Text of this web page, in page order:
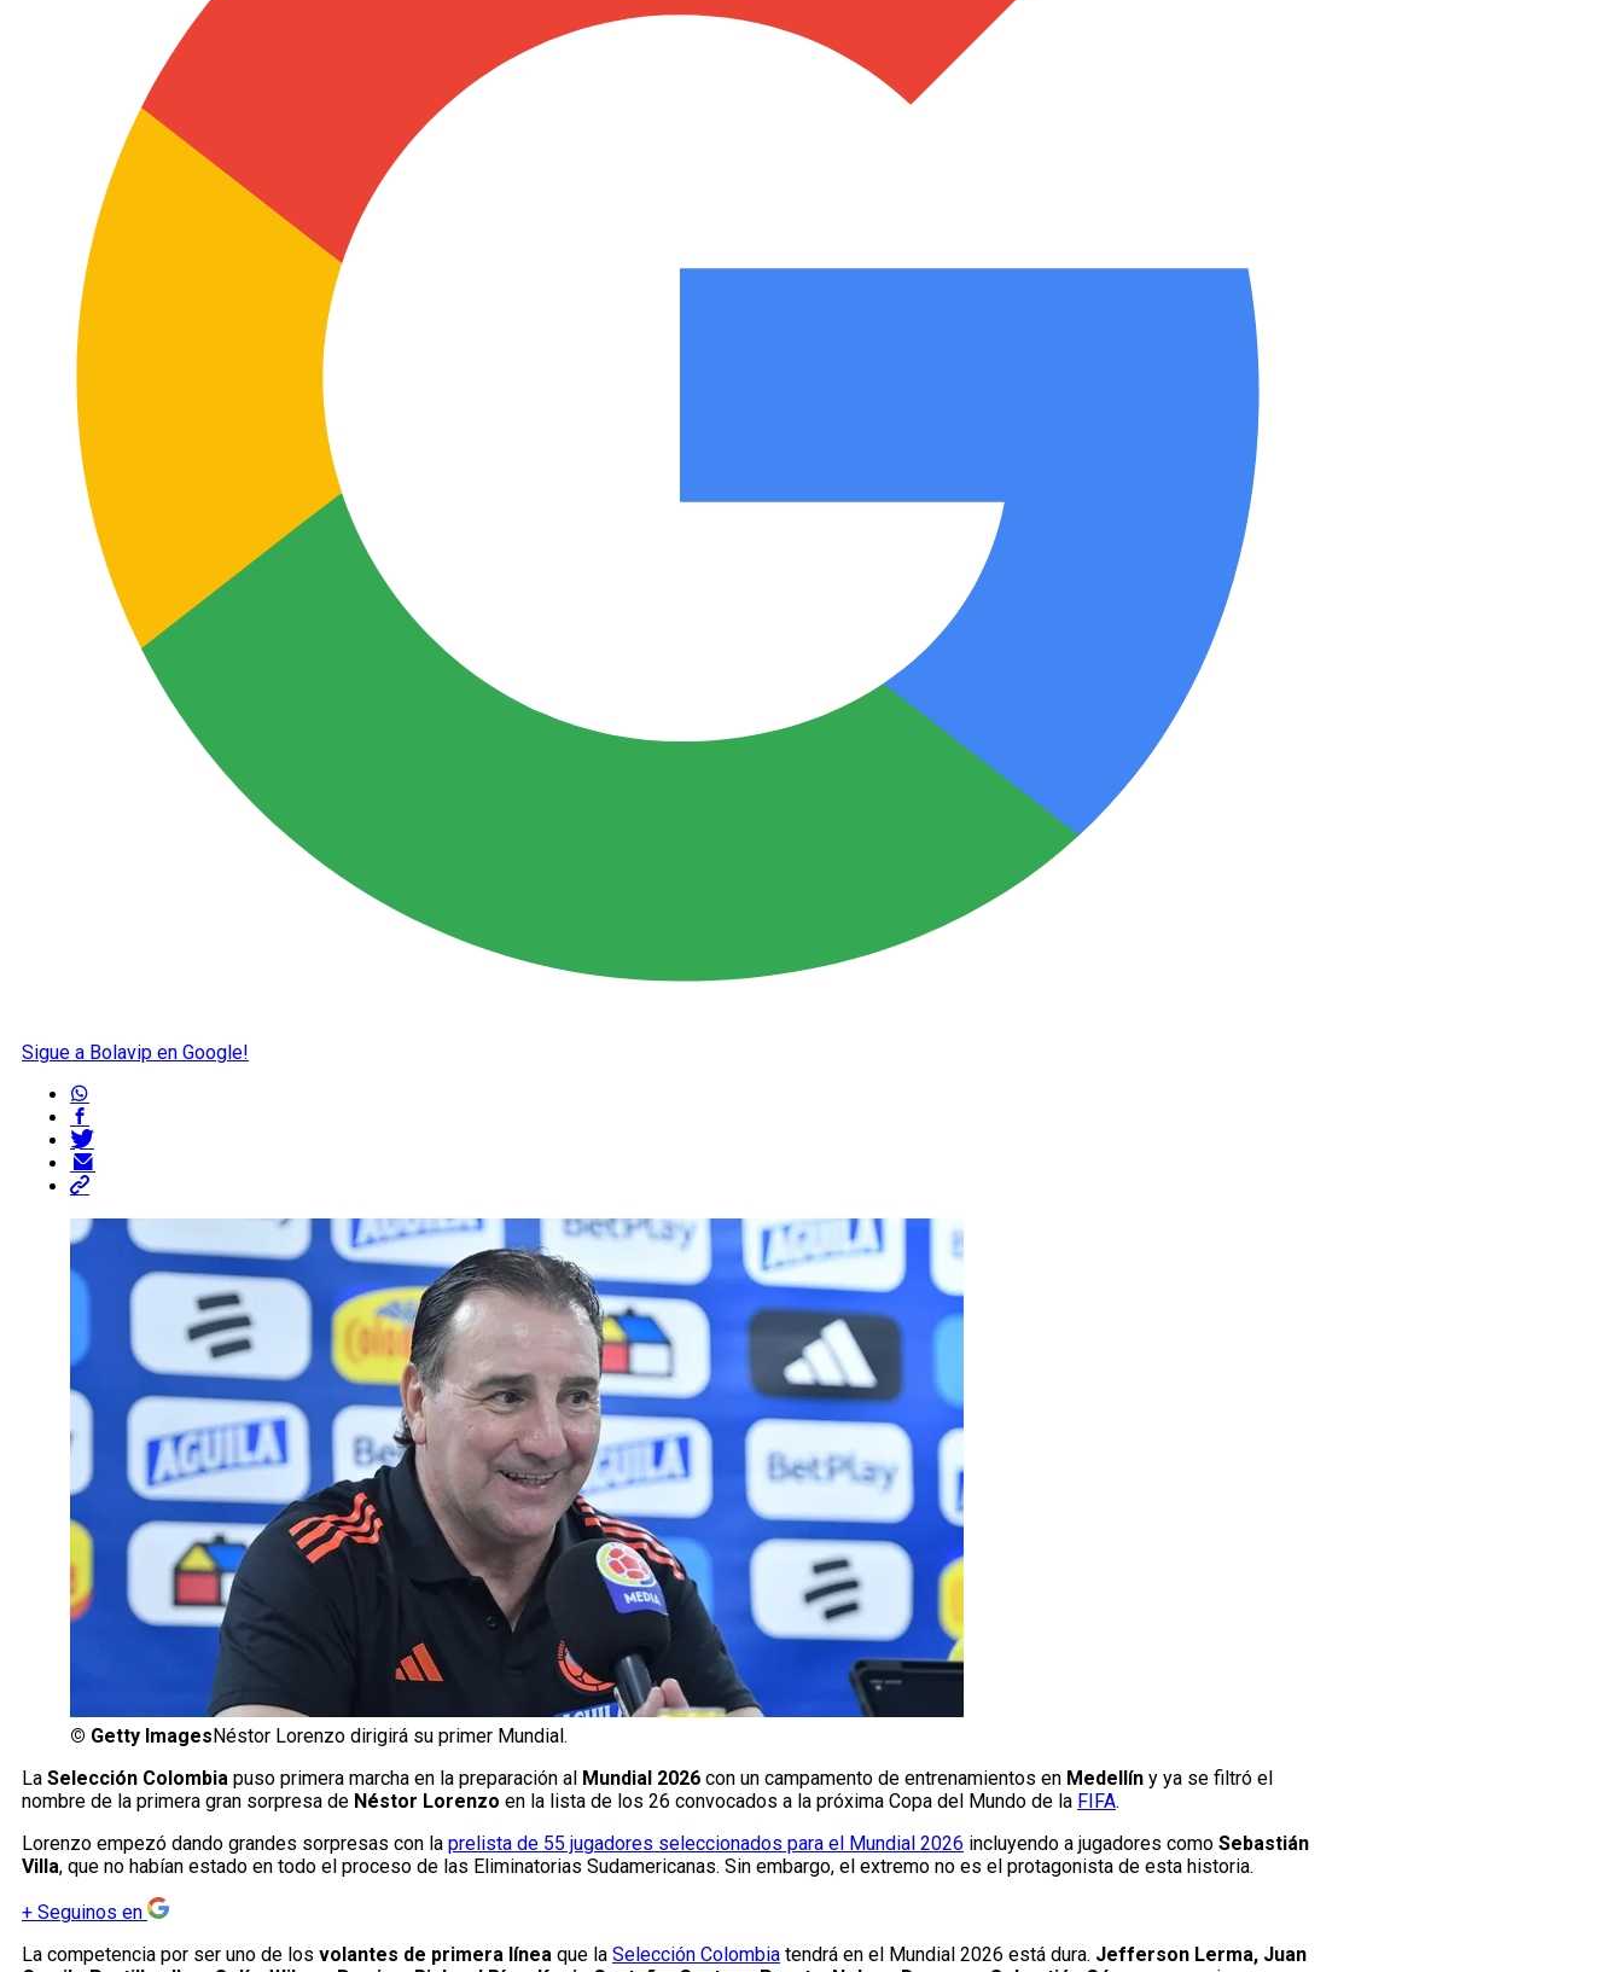
Sigue a Bolavip en Google!
© Getty Images Néstor Lorenzo dirigirá su primer Mundial.
La Selección Colombia puso primera marcha en la preparación al Mundial 2026 con un campamento de entrenamientos en Medellín y ya se filtró el
nombre de la primera gran sorpresa de Néstor Lorenzo en la lista de los 26 convocados a la próxima Copa del Mundo de la FIFA.
Lorenzo empezó dando grandes sorpresas con la prelista de 55 jugadores seleccionados para el Mundial 2026 incluyendo a jugadores como Sebastián
Villa, que no habían estado en todo el proceso de las Eliminatorias Sudamericanas. Sin embargo, el extremo no es el protagonista de esta historia.
+ Seguinos en
La competencia por ser uno de los volantes de primera línea que la Selección Colombia tendrá en el Mundial 2026 está dura. Jefferson Lerma, Juan